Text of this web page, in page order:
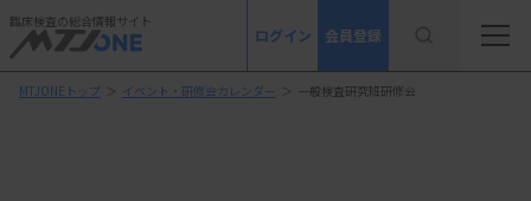
臨床検査の総合情報サイト
ログイン 会員登録
MTJONEトップ ＞ イベント・研修会カレンダー ＞ 一般検査研究班研修会